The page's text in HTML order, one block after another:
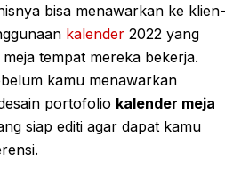
bisa menawarkan ke klien-
kalender 2022 yang
tempat mereka bekerja.
kamu menawarkan
portofolio kalender meja
siap editi agar dapat kamu